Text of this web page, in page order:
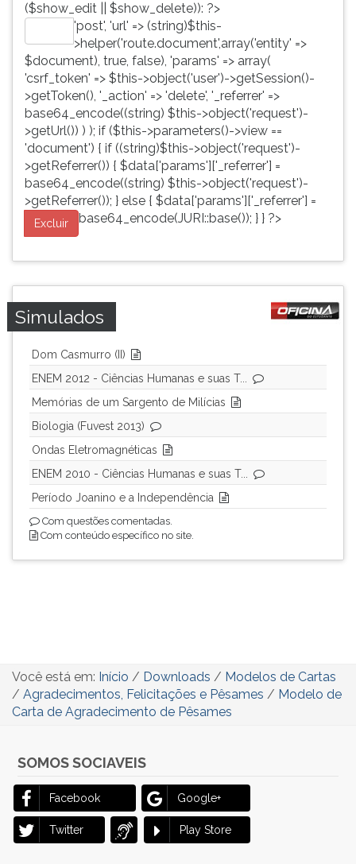
($show_edit || $show_delete)): ?>
'post', 'url' => (string)$this-
>helper('route.document',array('entity' =>
$document), true, false), 'params' => array(
'csrf_token' => $this->object('user')->getSession()-
>getToken(), '_action' => 'delete', '_referrer' =>
base64_encode((string) $this->object('request')-
>getUrl()) ) ); if ($this->parameters()->view ==
'document') { if ((string)$this->object('request')-
>getReferrer()) { $data['params']['_referrer'] =
base64_encode((string) $this->object('request')-
>getReferrer()); } else { $data['params']['_referrer'] =
base64_encode(JURI::base()); } } ?>
Excluir
Simulados
Dom Casmurro (II)
ENEM 2012 - Ciências Humanas e suas T...
Memórias de um Sargento de Milícias
Biologia (Fuvest 2013)
Ondas Eletromagnéticas
ENEM 2010 - Ciências Humanas e suas T...
Período Joanino e a Independência
Com questões comentadas.
Com conteúdo específico no site.
Você está em: Início / Downloads / Modelos de Cartas
/ Agradecimentos, Felicitações e Pêsames / Modelo de
Carta de Agradecimento de Pêsames
SOMOS SOCIAVEIS
Facebook Google+
Twitter Play Store